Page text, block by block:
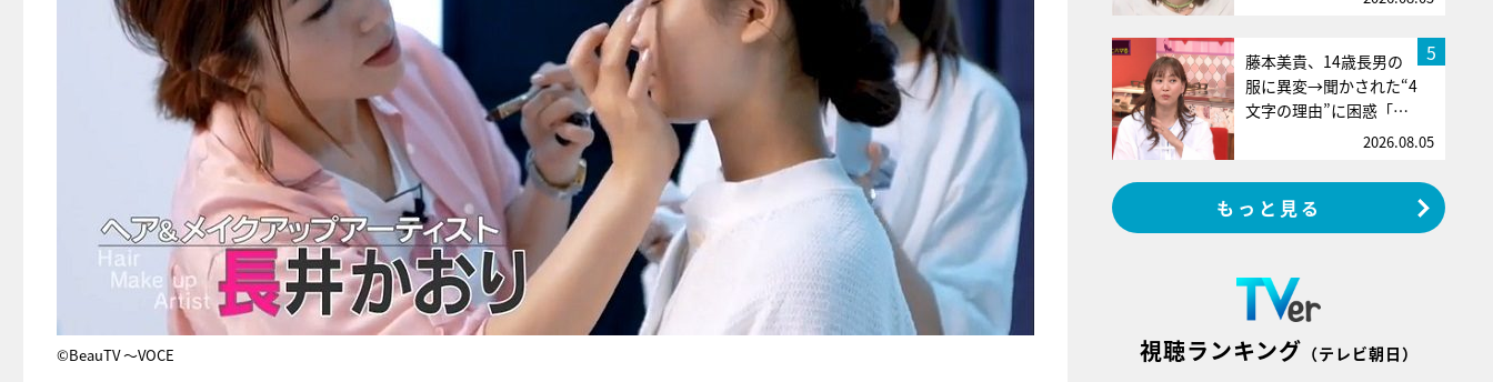
©BeauTV ～VOCE
5
藤本美貴、14歳長男の
服に異変→聞かされた“4
文字の理由”に困惑「…
2026.08.05
もっと見る
視聴ランキング （テレビ朝日）